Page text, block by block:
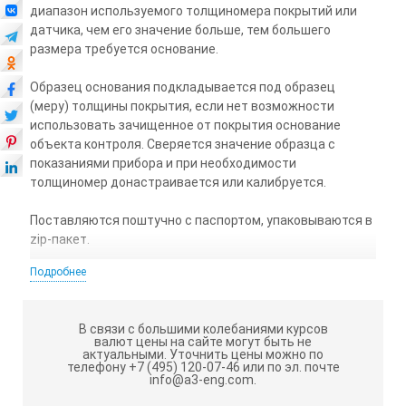
диапазон используемого толщиномера покрытий или
датчика, чем его значение больше, тем большего
размера требуется основание.
Образец основания подкладывается под образец
(меру) толщины покрытия, если нет возможности
использовать зачищенное от покрытия основание
объекта контроля. Сверяется значение образца с
показаниями прибора и при необходимости
толщиномер донастраивается или калибруется.
Поставляются поштучно с паспортом, упаковываются в
zip-пакет.
НАЗНАЧЕНИЕ:
калибровка электронных толщиномеров покрытий
ОСОБЕННОСТИ:
Подробнее
В связи с большими колебаниями курсов
валют цены на сайте могут быть не
актуальными. Уточнить цены можно по
телефону +7 (495) 120-07-46 или по эл. почте
info@a3-eng.com.